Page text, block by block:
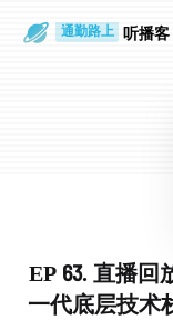
通勤路上 听播客
EP 63. 直播回
一代底层技术